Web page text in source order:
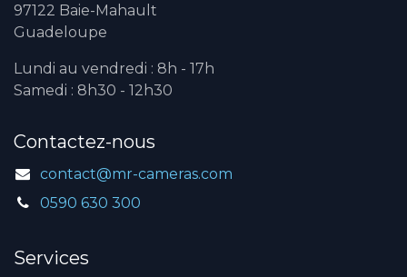
97122 Baie-Mahault
Guadeloupe
Lundi au vendredi : 8h - 17h
Samedi : 8h30 - 12h30
Contactez-nous
contact@mr-cameras.com
0590 630 300
Services